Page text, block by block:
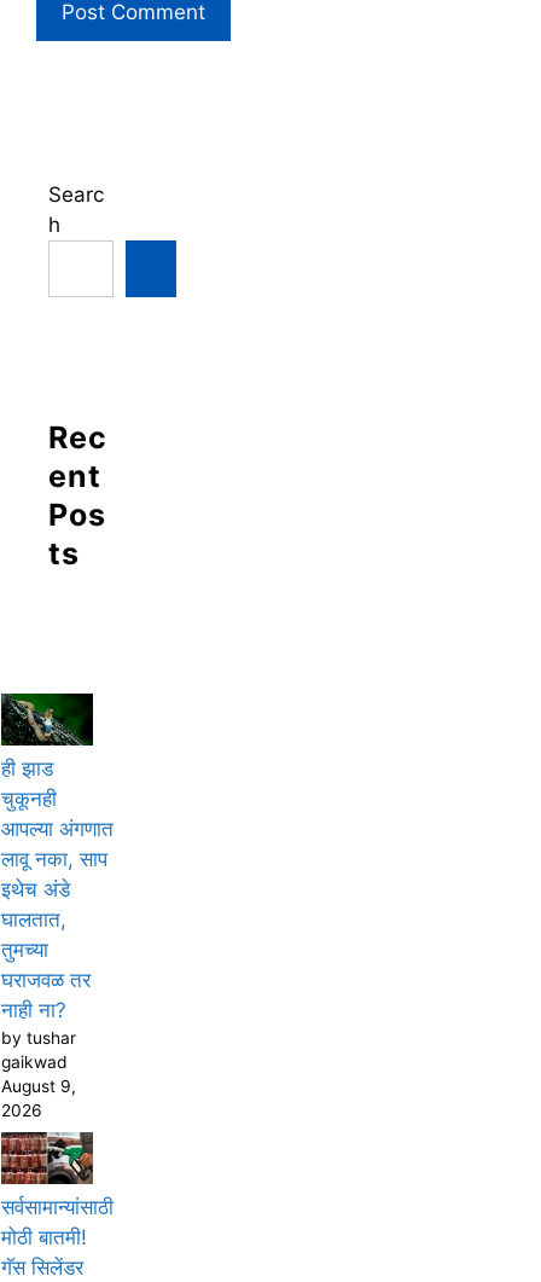
Searc
h
Rec
ent
Pos
ts
ही झाड
चुकूनही
आपल्या अंगणात
लावू नका, साप
इथेच अंडे
घालतात,
तुमच्या
घराजवळ तर
नाही ना?
by tushar
gaikwad
August 9,
2026
सर्वसामान्यांसाठी
मोठी बातमी!
गॅस सिलेंडर